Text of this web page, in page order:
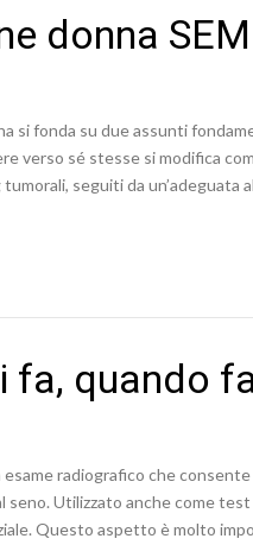
donna
si fonda su due assunti
verso sé stesse si modifica
seguiti da un’adeguata
fa, quando
esame radiografico che
seno. Utilizzato anche come
Questo aspetto è molto